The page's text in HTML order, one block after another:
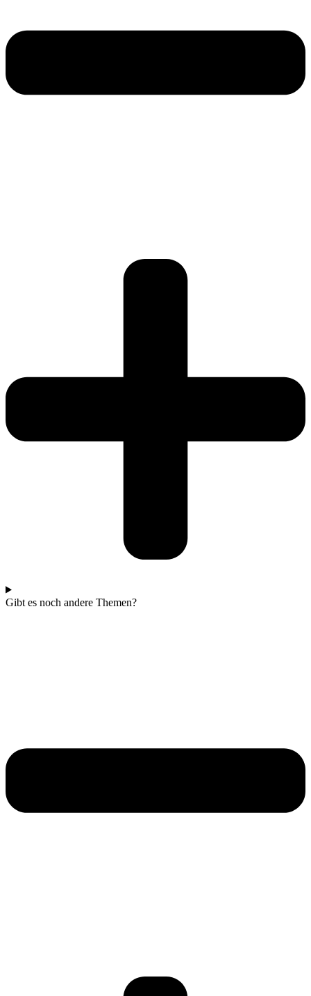
Gibt es noch andere Themen?